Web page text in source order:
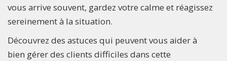
vous arrive souvent, gardez votre calme et réagissez
sereinement à la situation.
Découvrez des astuces qui peuvent vous aider à
bien gérer des clients difficiles dans cette